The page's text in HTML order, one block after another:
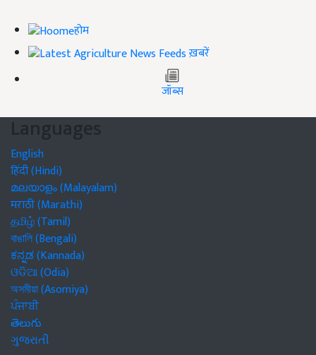
होम
ख़बरें
जॉब्स
Languages
English
हिंदी (Hindi)
മലയാളം (Malayalam)
मराठी (Marathi)
தமிழ் (Tamil)
বাঙালি (Bengali)
ಕನ್ನಡ (Kannada)
ଓଡିଆ (Odia)
অসমীয়া (Asomiya)
ਪੰਜਾਬੀ
తెలుగు
ગુજરાતી